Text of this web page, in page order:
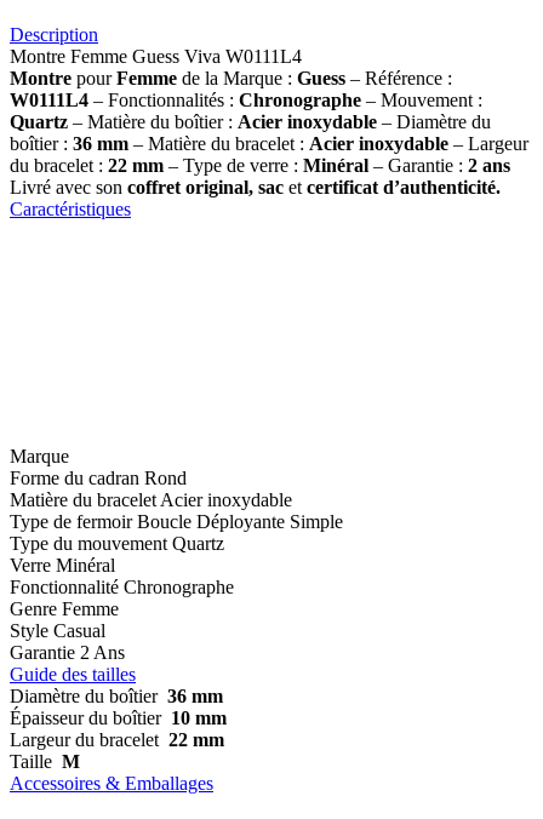
Description
Montre Femme Guess Viva W0111L4
Montre pourFemme de la Marque : Guess – Référence :
W0111L4 – Fonctionnalités : Chronographe – Mouvement :
Quartz – Matière du boîtier : Acier inoxydable – Diamètre du
boîtier : 36 mm – Matière du bracelet : Acier inoxydable – Largeur
du bracelet : 22 mm – Type de verre : Minéral – Garantie : 2 ans
Livré avec son coffret original, sac et certificat d’authenticité.
Caractéristiques
Marque
Forme du cadran Rond
Matière du bracelet Acier inoxydable
Type de fermoir Boucle Déployante Simple
Type du mouvement Quartz
Verre Minéral
Fonctionnalité Chronographe
Genre Femme
Style Casual
Garantie 2 Ans
Guide des tailles
Diamètre du boîtier 36 mm
Épaisseur du boîtier 10 mm
Largeur du bracelet 22 mm
Taille M
Accessoires & Emballages